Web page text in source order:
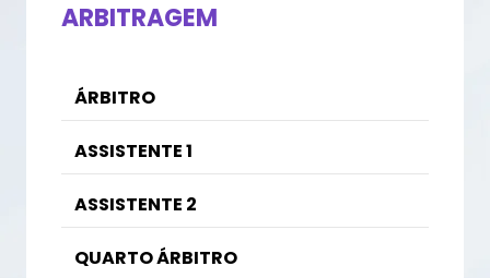
ARBITRAGEM
ÁRBITRO
ASSISTENTE 1
ASSISTENTE 2
QUARTO ÁRBITRO